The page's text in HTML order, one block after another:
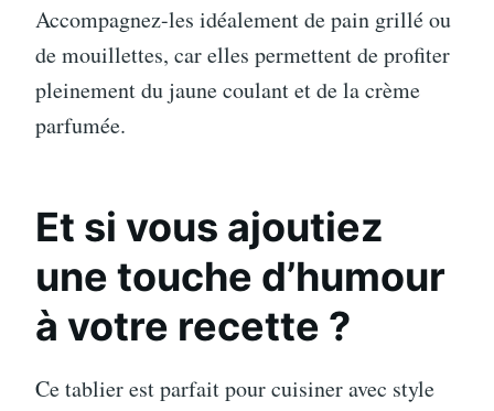
Accompagnez-les idéalement de pain grillé ou
de mouillettes, car elles permettent de profiter
pleinement du jaune coulant et de la crème
parfumée.
Et si vous ajoutiez
une touche d’humour
à votre recette ?
Ce tablier est parfait pour cuisiner avec style